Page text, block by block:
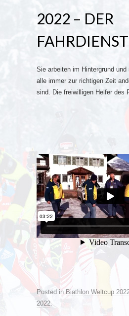
2022 – DER
FAHRDIENST
Sie arbeiten im Hintergrund und
alle immer zur richtigen Zeit
sind. Die freiwilligen Helfer des
Posted in Biathlon Weltcup
2022.